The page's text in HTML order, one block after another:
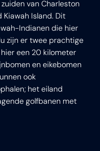
van Charleston
Island. Dit
Indianen die hier
zijn er twee prachtige
een 20 kilometer
en eikebomen
ook
het eiland
golfbanen met